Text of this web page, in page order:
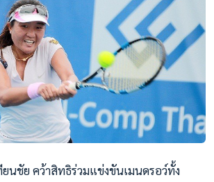
นชัย คว้าสิทธิร่วมแข่งขันเมนดรอว์ทั้ง